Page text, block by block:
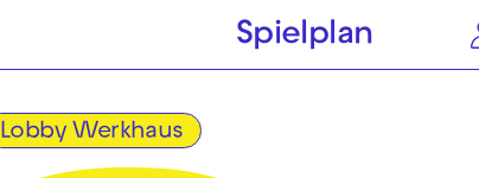
Zum Hauptinhalt springen
Spielplan
Lobby Werkhaus